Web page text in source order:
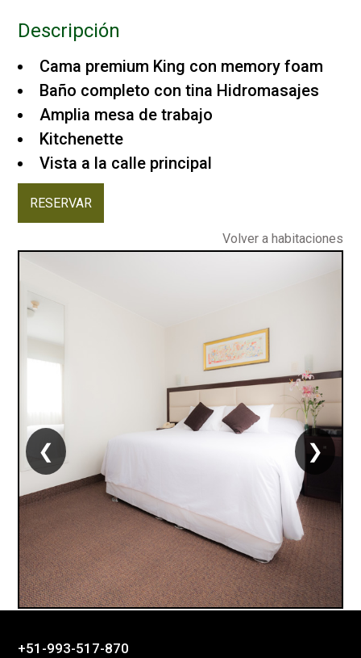
Descripción
Cama premium King con memory foam
Baño completo con tina Hidromasajes
Amplia mesa de trabajo
Kitchenette
Vista a la calle principal
RESERVAR
Volver a habitaciones
❮ ❯
+51-993-517-870